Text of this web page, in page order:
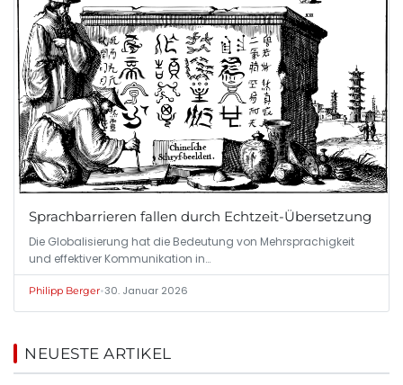
Sprachbarrieren fallen durch Echtzeit-Übersetzung
Die Globalisierung hat die Bedeutung von Mehrsprachigkeit
und effektiver Kommunikation in…
Philipp Berger•30. Januar 2026
NEUESTE ARTIKEL